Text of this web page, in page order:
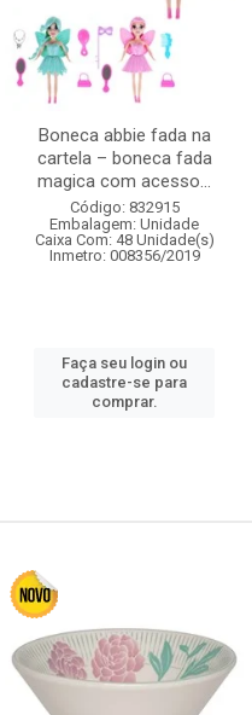
Boneca abbie fada na
cartela – boneca fada
magica com acesso...
Código: 832915
Embalagem: Unidade
Caixa Com: 48 Unidade(s)
Inmetro: 008356/2019
Faça seu login ou
cadastre-se para
comprar.